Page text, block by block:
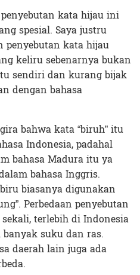
kata hijau ini
spesial. Saya justru
penyebutan kata hijau
keliru sebenarnya bukan
sendiri dan kurang bijak
dengan bahasa
bahwa kata “biruh” itu
Indonesia, padahal
bahasa Madura itu ya
bahasa Inggris.
biasanya digunakan
Perbedaan penyebutan
terlebih di Indonesia
suku dan ras.
daerah lain juga ada